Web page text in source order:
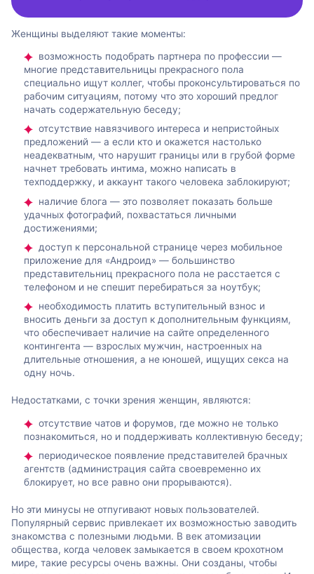
Женщины выделяют такие моменты:
возможность подобрать партнера по профессии —
многие представительницы прекрасного пола
специально ищут коллег, чтобы проконсультироваться по
рабочим ситуациям, потому что это хороший предлог
начать содержательную беседу;
отсутствие навязчивого интереса и непристойных
предложений — а если кто и окажется настолько
неадекватным, что нарушит границы или в грубой форме
начнет требовать интима, можно написать в
техподдержку, и аккаунт такого человека заблокируют;
наличие блога — это позволяет показать больше
удачных фотографий, похвастаться личными
достижениями;
доступ к персональной странице через мобильное
приложение для «Андроид» — большинство
представительниц прекрасного пола не расстается с
телефоном и не спешит перебираться за ноутбук;
необходимость платить вступительный взнос и
вносить деньги за доступ к дополнительным функциям,
что обеспечивает наличие на сайте определенного
контингента — взрослых мужчин, настроенных на
длительные отношения, а не юношей, ищущих секса на
одну ночь.
Недостатками, с точки зрения женщин, являются:
отсутствие чатов и форумов, где можно не только
познакомиться, но и поддерживать коллективную беседу;
периодическое появление представителей брачных
агентств (администрация сайта своевременно их
блокирует, но все равно они прорываются).
Но эти минусы не отпугивают новых пользователей.
Популярный сервис привлекает их возможностью заводить
знакомства с полезными людьми. В век атомизации
общества, когда человек замыкается в своем крохотном
мире, такие ресурсы очень важны. Они созданы, чтобы